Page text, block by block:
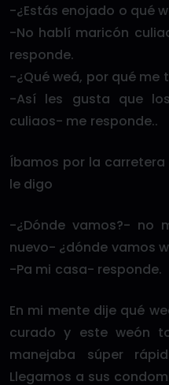
-¿Estás enojado o qué
-No hablí maricón
responde.
-¿Qué weá, por qué me
-Así les gusta que
culiaos- me responde..
Íbamos por la
le digo
-¿Dónde vamos?- no
nuevo- ¿dónde vamos
-Pa mi casa- responde.
En mi mente dije qué
curado y este weón
manejaba súper
Llegamos a sus